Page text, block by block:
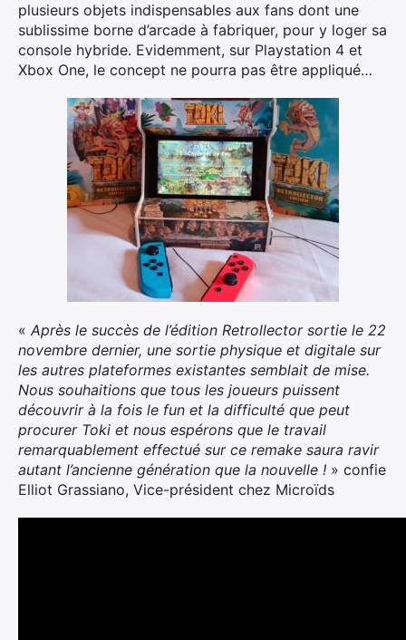
plusieurs objets indispensables aux fans dont une
sublissime borne d’arcade à fabriquer, pour y loger sa
console hybride. Evidemment, sur Playstation 4 et
Xbox One, le concept ne pourra pas être appliqué…
« Après le succès de l’édition Retrollector sortie le 22
novembre dernier, une sortie physique et digitale sur
les autres plateformes existantes semblait de mise.
Nous souhaitions que tous les joueurs puissent
découvrir à la fois le fun et la difficulté que peut
procurer Toki et nous espérons que le travail
remarquablement effectué sur ce remake saura ravir
autant l’ancienne génération que la nouvelle ! » confie
Elliot Grassiano, Vice-président chez Microïds